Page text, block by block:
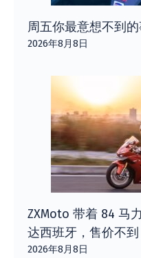
周五你最意想不到
2026年8月8日
ZXMoto 带着 84 马
达西班牙，售价不
2026年8月8日